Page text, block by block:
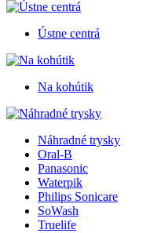
Ústne centrá
Na kohútik
Náhradné trysky
Oral-B
Panasonic
Waterpik
Philips Sonicare
SoWash
Truelife